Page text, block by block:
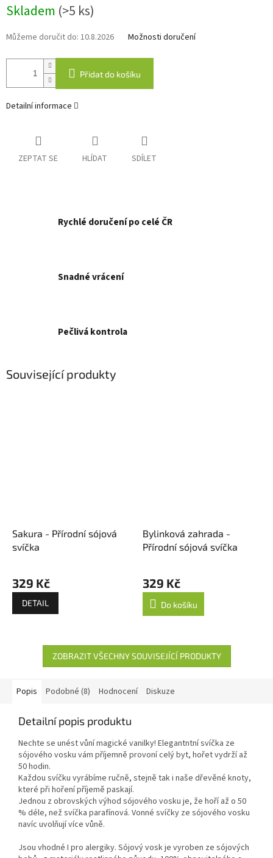
cena:
Skladem (>5 ks)
Můžeme doručit do: 10.8.2026 Možnosti doručení
Přidat do košíku
Detailní informace
ZEPTAT SE HLÍDAT SDÍLET
Rychlé doručení po celé ČR
Snadné vrácení
Pečlivá kontrola
Související produkty
Sakura - Přírodní sójová
svíčka
329 Kč
DETAIL
Bylinková zahrada -
Přírodní sójová svíčka
329 Kč
Do košíku
ZOBRAZIT VŠECHNY SOUVISEJÍCÍ PRODUKTY
Popis Podobné (8) Hodnocení Diskuze
Detailní popis produktu
Nechte se unést vůní magické vanilky! Elegantntní svíčka ze
sójového vosku vám příjemně provoní celý byt, hořet vydrží až
50 hodin.
Každou svíčku vyrábíme ručně, stejně tak i naše dřevěné knoty,
které při hoření příjemě paskají.
Jednou z obrovských výhod sójového vosku je, že hoří až o 50
% déle, než svíčka parafínová. Vonné svíčky ze sójového vosku
navíc uvolňují více vůně.
Jsou vhodné I pro alergiky. Sójový vosk je vyroben ze sójových